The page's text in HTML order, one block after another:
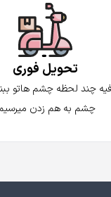
تحویل فوری
چند لحظه چشم هاتو
چشم به هم زدن